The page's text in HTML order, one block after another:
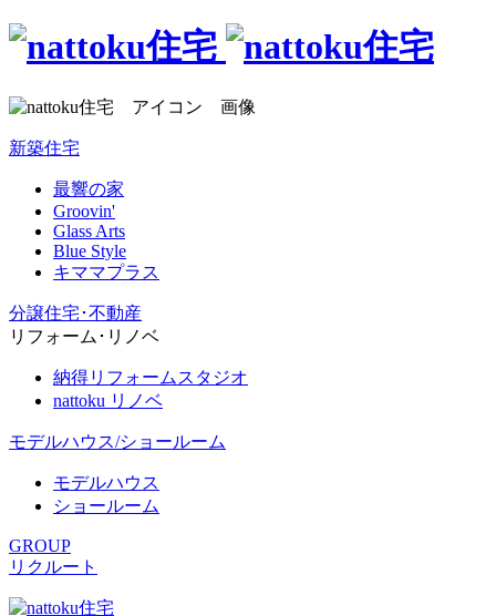
新築住宅
最響の家
Groovin'
Glass Arts
Blue Style
キママプラス
分譲住宅･不動産
リフォーム･リノベ
納得リフォームスタジオ
nattoku リノベ
モデルハウス/ショールーム
モデルハウス
ショールーム
GROUP
リクルート